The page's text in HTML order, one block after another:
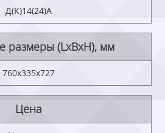
Д(К)14(24)А
размеры (LxBxH), мм
760х335х727
Цена